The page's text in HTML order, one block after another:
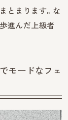
とまります。な
進んだ上級者
モードなフェ